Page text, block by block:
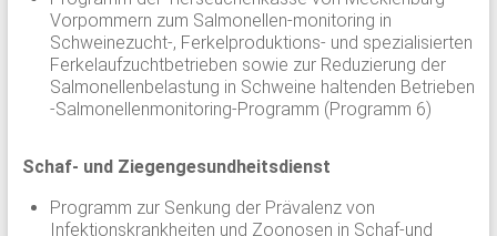
Vorpommern zum Salmonellen-monitoring in
Schweinezucht-, Ferkelproduktions- und spezialisierten
Ferkelaufzuchtbetrieben sowie zur Reduzierung der
Salmonellenbelastung in Schweine haltenden Betrieben
-Salmonellenmonitoring-Programm (Programm 6)
Schaf- und Ziegengesundheitsdienst
Programm zur Senkung der Prävalenz von
Infektionskrankheiten und Zoonosen in Schaf-und